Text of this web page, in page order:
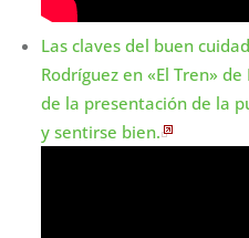
Las claves del buen
Rodríguez en «El Tren»
de la presentación de la
y sentirse bien.